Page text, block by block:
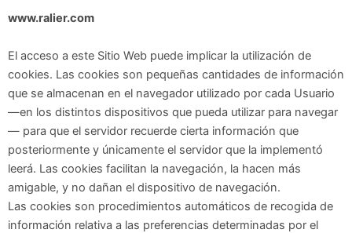
www.ralier.com
El acceso a este Sitio Web puede implicar la utilización de
cookies. Las cookies son pequeñas cantidades de información
que se almacenan en el navegador utilizado por cada Usuario
—en los distintos dispositivos que pueda utilizar para navegar
— para que el servidor recuerde cierta información que
posteriormente y únicamente el servidor que la implementó
leerá. Las cookies facilitan la navegación, la hacen más
amigable, y no dañan el dispositivo de navegación.
Las cookies son procedimientos automáticos de recogida de
información relativa a las preferencias determinadas por el